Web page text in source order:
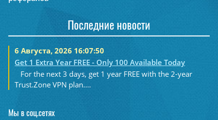
Последние новости
6 Августа, 2026 16:07:50
Get 1 Extra Year FREE - Only 100 Available Today
For the next 3 days, get 1 year FREE with the 2-year
Trust.Zone VPN plan....
Мы в соц.сетях